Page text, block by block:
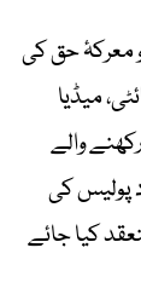
مونومنٹ پر 10 مئی کو معرکۂ حق کی
میڈیا
والے
پولیس کی
کیا جائے